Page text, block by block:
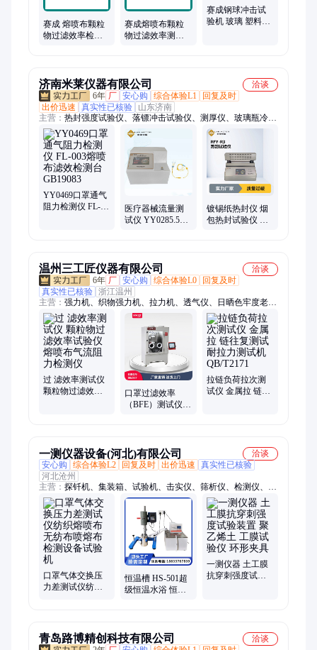
赛成 熔喷布颗粒
物过滤效率检测
赛成熔喷布颗粒
物过滤效率测试
赛成钢球冲击试
验机 玻璃 塑料薄
济南米莱仪器有限公司
洽谈
6年 厂 安心购 综合体验L1
回复及时
出价迅速
真实性已核验
山东济南
主营： 热封强度试验仪、落镖冲击试验仪、测厚仪、玻璃瓶冷热
冲击试验仪、顶空气体分析仪、垂直轴偏差测试仪、摆锤冲击试
验仪、摩擦系数测定仪、气体渗透性测试仪、水蒸气透过率测试
仪、微泄露测试仪、泄露与密封性测试仪、玻璃瓶耐内压测试
仪、自动扭矩仪、透湿性测试仪、隔膜透气度测试仪、薄膜拉力
机、智能电子拉力试验机
YY0469口罩通气
阻力检测仪 FL-
医疗器械流量测
试仪 YY0285.5输
镀锡纸热封仪 烟
包热封试验仪 双
温州三工匠仪器有限公司
洽谈
6年 厂 安心购 综合体验L0
回复及时
真实性已核验 浙江温州
主营： 强力机、织物强力机、拉力机、透气仪、日晒色牢度老化
仪、透湿仪、过滤效率检测、儿童玩具测试仪、色牢度仪、防水
性仪器、电磁静电类仪器、阻燃类仪器、织物缩水率、医用防护
服、计数器传感器、医用口罩气体、恒温恒湿试验箱、恒温烘
箱、耐磨起球
过 滤效率测试仪
颗粒物过滤效率
口罩过滤效率
（BFE）测试仪
拉链负荷拉次测
试仪 金属拉 链往
一测仪器设备(河北)有限公司
洽谈
安心购
综合体验L2 回复及时 出价迅速
真实性已核验
河北沧州
主营： 探钎机、集装箱、试验机、击实仪、筛析仪、检测仪、测
试仪、测定仪、试验仪、阻力仪、振摆仪、防水材料、塑料哑
铃、稳定度仪、大于40cm、uv紫外线、水泥浆体、石材耐磨、电
线电缆、水泥标准、砖石水泥、狄法尔磨、电动脱模、压力泌
水、胶砂流动
口罩气体交换压
力差测试仪纺织
恒温槽 HS-501超
级恒温水浴 恒温
一测仪器 土工膜
抗穿刺强度试验
青岛路博精创科技有限公司
洽谈